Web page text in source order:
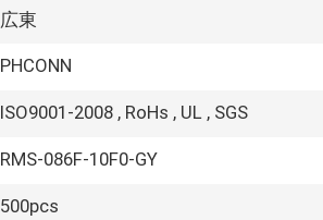
広東
PHCONN
ISO9001-2008 , RoHs , UL , SGS
RMS-086F-10F0-GY
500pcs